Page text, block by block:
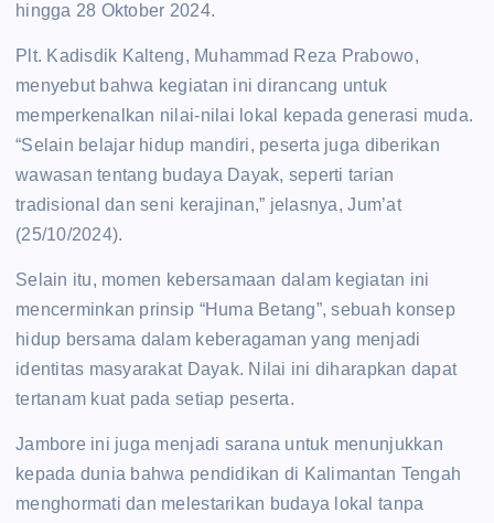
hingga 28 Oktober 2024.
Plt. Kadisdik Kalteng, Muhammad Reza Prabowo,
menyebut bahwa kegiatan ini dirancang untuk
memperkenalkan nilai-nilai lokal kepada generasi muda.
“Selain belajar hidup mandiri, peserta juga diberikan
wawasan tentang budaya Dayak, seperti tarian
tradisional dan seni kerajinan,” jelasnya, Jum’at
(25/10/2024).
Selain itu, momen kebersamaan dalam kegiatan ini
mencerminkan prinsip “Huma Betang”, sebuah konsep
hidup bersama dalam keberagaman yang menjadi
identitas masyarakat Dayak. Nilai ini diharapkan dapat
tertanam kuat pada setiap peserta.
Jambore ini juga menjadi sarana untuk menunjukkan
kepada dunia bahwa pendidikan di Kalimantan Tengah
menghormati dan melestarikan budaya lokal tanpa